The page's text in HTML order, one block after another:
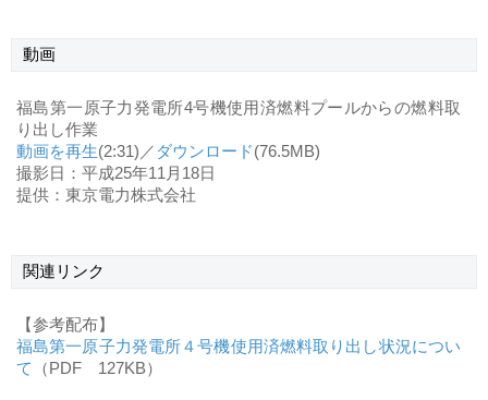
動画
福島第一原子力発電所4号機使用済燃料プールからの燃料取
り出し作業
動画を再生(2:31)／ ダウンロード(76.5MB)
撮影日：平成25年11月18日
提供：東京電力株式会社
関連リンク
【参考配布】
福島第一原子力発電所４号機使用済燃料取り出し状況につい
て
（PDF 127KB）